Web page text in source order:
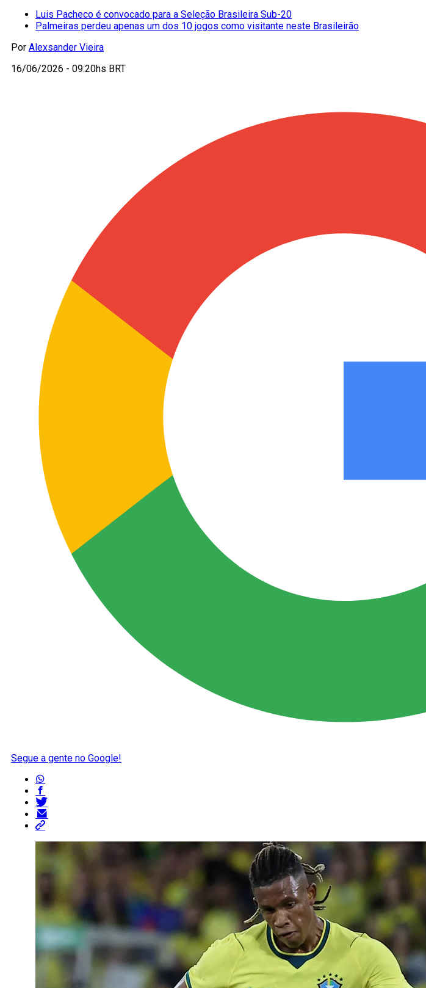
Luis Pacheco é convocado para a Seleção Brasileira Sub-20
Palmeiras perdeu apenas um dos 10 jogos como visitante neste Brasileirão
Por Alexsander Vieira
16/06/2026 - 09:20hs BRT
Segue a gente no Google!